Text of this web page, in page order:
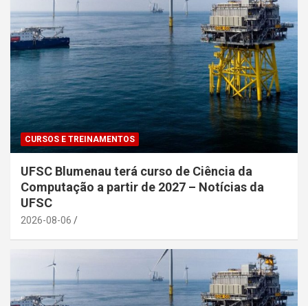
CURSOS E TREINAMENTOS
UFSC Blumenau terá curso de Ciência da
Computação a partir de 2027 – Notícias da
UFSC
2026-08-06